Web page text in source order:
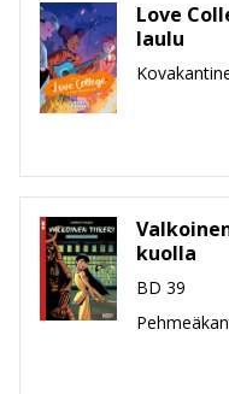
Love
laulu
kuolla
BD 39